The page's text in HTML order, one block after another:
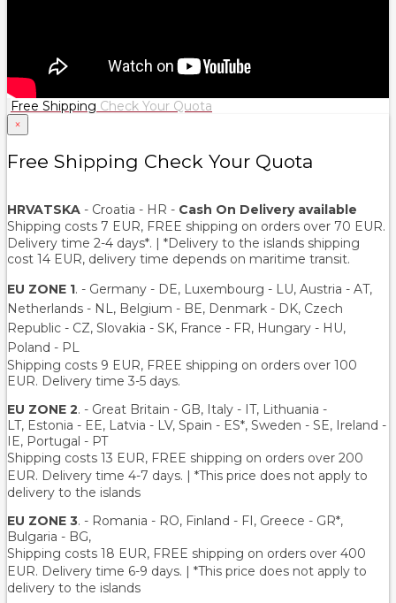
Free Shipping Check Your Quota
×
Free Shipping Check Your Quota
HRVATSKA - Croatia - HR - Cash On Delivery available
Shipping costs 7 EUR, FREE shipping on orders over 70 EUR.
Delivery time 2-4 days*. | *Delivery to the islands shipping
cost 14 EUR, delivery time depends on maritime transit.
EU ZONE 1. - Germany - DE, Luxembourg - LU, Austria - AT,
Netherlands - NL, Belgium - BE, Denmark - DK, Czech
Republic - CZ, Slovakia - SK, France - FR, Hungary - HU,
Poland - PL
Shipping costs 9 EUR, FREE shipping on orders over 100
EUR. Delivery time 3-5 days.
EU ZONE 2. - Great Britain - GB, Italy - IT, Lithuania -
LT, Estonia - EE, Latvia - LV, Spain - ES*, Sweden - SE, Ireland -
IE, Portugal - PT
Shipping costs 13 EUR, FREE shipping on orders over 200
EUR. Delivery time 4-7 days. | *This price does not apply to
delivery to the islands
EU ZONE 3. - Romania - RO, Finland - FI, Greece - GR*,
Bulgaria - BG,
Shipping costs 18 EUR, FREE shipping on orders over 400
EUR. Delivery time 6-9 days. | *This price does not apply to
delivery to the islands